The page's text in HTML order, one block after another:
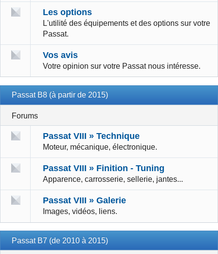
Les options
L'utilité des équipements et des options sur votre
Passat.
Vos avis
Votre opinion sur votre Passat nous intéresse.
Passat B8 (à partir de 2015)
Forums
Passat VIII » Technique
Moteur, mécanique, électronique.
Passat VIII » Finition - Tuning
Apparence, carrosserie, sellerie, jantes...
Passat VIII » Galerie
Images, vidéos, liens.
Passat B7 (de 2010 à 2015)